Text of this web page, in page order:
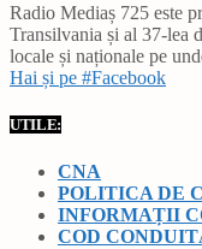
Radio Mediaș 725 este
Transilvania și al 37-lea
locale și naționale pe
Hai și pe #Facebook
UTILE:
CNA
POLITICA DE
INFORMAȚII
COD